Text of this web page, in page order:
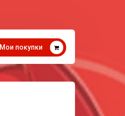
Мои покупки